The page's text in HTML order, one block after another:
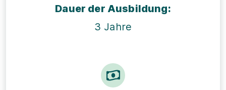
Dauer der Ausbildung:
3 Jahre